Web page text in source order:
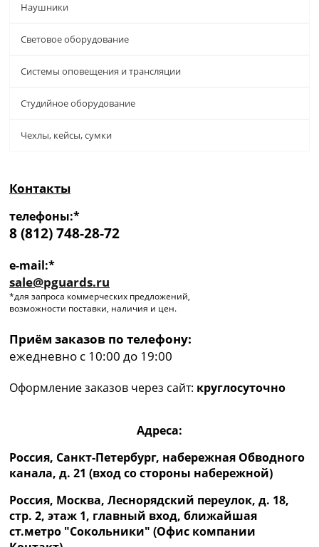
Наушники
Световое оборудование
Системы оповещения и трансляции
Студийное оборудование
Чехлы, кейсы, сумки
Контакты
телефоны:*
8 (812) 748-28-72
e-mail:*
sale@pguards.ru
*для запроса коммерческих предложений,
возможности поставки, наличия и цен.
Приём заказов по телефону:
ежедневно с 10:00 до 19:00
Оформление заказов через сайт: круглосуточно
Адреса:
Россия, Санкт-Петербург, набережная Обводного
канала, д. 21 (вход со стороны набережной)
Россия, Москва, Леснорядский переулок, д. 18,
стр. 2, этаж 1, главный вход, ближайшая
ст.метро "Сокольники" (Офис компании